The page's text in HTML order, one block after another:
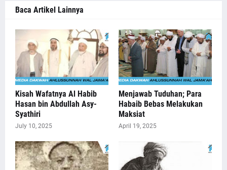
Baca Artikel Lainnya
Kisah Wafatnya Al Habib
Hasan bin Abdullah Asy-
Syathiri
July 10, 2025
Menjawab Tuduhan; Para
Habaib Bebas Melakukan
Maksiat
April 19, 2025